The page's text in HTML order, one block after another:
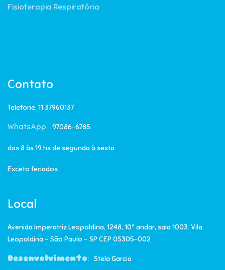
Fisioterapia Respiratória
Contato
Telefone: 11 37960137
WhatsApp: 97086-6785
das 8 às 19 hs de segunda à sexta.
Exceto feriados.
Local
Avenida Imperatriz Leopoldina, 1248, 10º andar, sala 1003. Vila
Leopoldina – São Paulo – SP CEP 05305-002
Desenvolvimento: Stela Garcia